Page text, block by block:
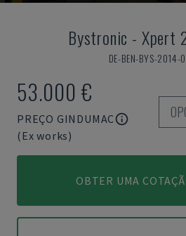
Bystronic - Xpert
DE-BEN-BYS-2014-
53.000 €
PREÇO GINDUMAC
(Ex works)
OBTER UMA